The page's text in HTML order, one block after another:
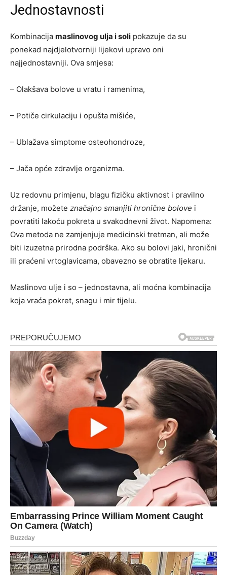
Jednostavnosti
Kombinacija maslinovog ulja i soli pokazuje da su
ponekad najdjelotvorniji lijekovi upravo oni
najjednostavniji. Ova smjesa:
– Olakšava bolove u vratu i ramenima,
– Potiče cirkulaciju i opušta mišiće,
– Ublažava simptome osteohondroze,
– Jača opće zdravlje organizma.
Uz redovnu primjenu, blagu fizičku aktivnost i pravilno
držanje, možete značajno smanjiti hronične bolove i
povratiti lakoću pokreta u svakodnevni život. Napomena:
Ova metoda ne zamjenjuje medicinski tretman, ali može
biti izuzetna prirodna podrška. Ako su bolovi jaki, hronični
ili praćeni vrtoglavicama, obavezno se obratite ljekaru.
Maslinovo ulje i so – jednostavna, ali moćna kombinacija
koja vraća pokret, snagu i mir tijelu.